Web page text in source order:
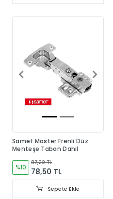
Samet Master Frenli Düz
Menteşe Taban Dahil
%10
87,22 TL
78,50 TL
Sepete Ekle